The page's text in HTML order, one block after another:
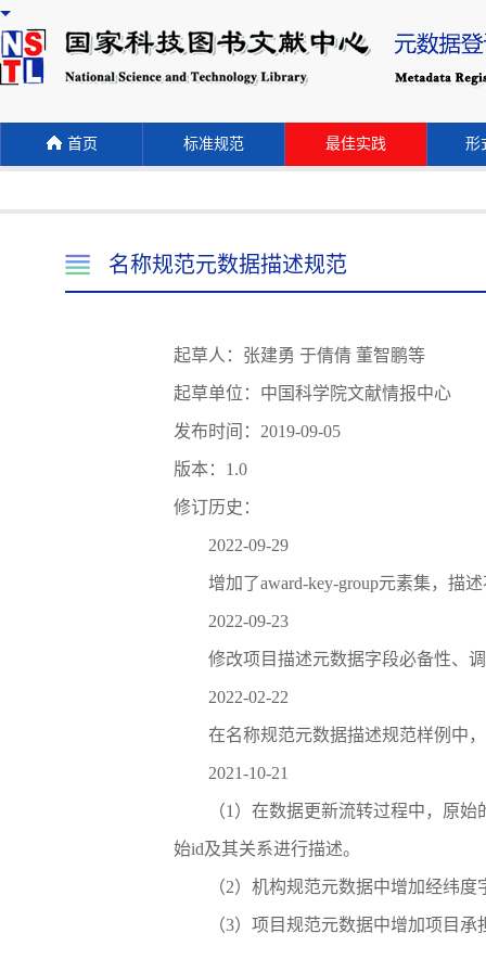
首页 标准规范 最佳实践 形
名称规范元数据描述规范
起草人：张建勇 于倩倩 董智鹏等
起草单位：中国科学院文献情报中心
发布时间：2019-09-05
版本：1.0
修订历史：
2022-09-29
增加了award-key-group元素集，描
2022-09-23
修改项目描述元数据字段必备性、
2022-02-22
在名称规范元数据描述规范样例中
2021-10-21
（1）在数据更新流转过程中，原
始id及其关系进行描述。
（2）机构规范元数据中增加经纬度
（3）项目规范元数据中增加项目